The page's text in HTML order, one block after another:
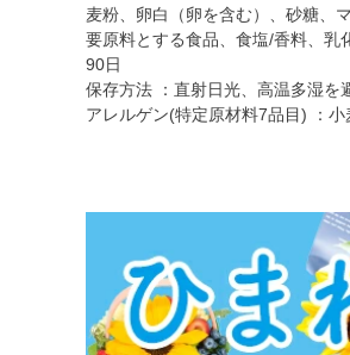
麦粉、卵白（卵を含む）、砂糖、
要原料とする食品、食塩/香料、乳
90日
保存方法 ：直射日光、高温多湿を
アレルゲン(特定原材料7品目) ：小